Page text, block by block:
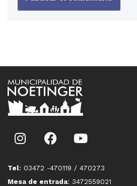
Tel: 03472 -470119 / 470273
Mesa de entrada: 3472559021